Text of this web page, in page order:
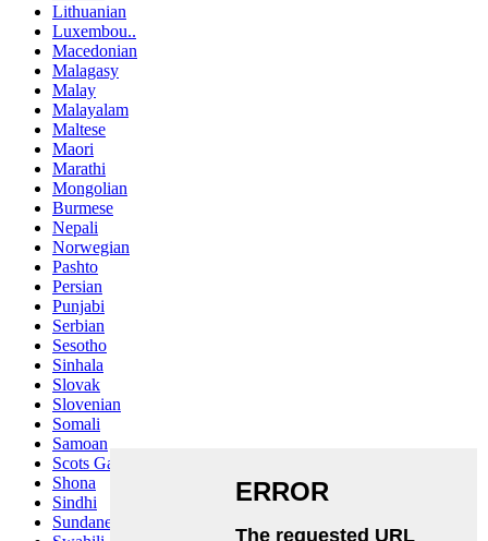
Lithuanian
Luxembou..
Macedonian
Malagasy
Malay
Malayalam
Maltese
Maori
Marathi
Mongolian
Burmese
Nepali
Norwegian
Pashto
Persian
Punjabi
Serbian
Sesotho
Sinhala
Slovak
Slovenian
Somali
Samoan
Scots Gaelic
Shona
Sindhi
Sundanese